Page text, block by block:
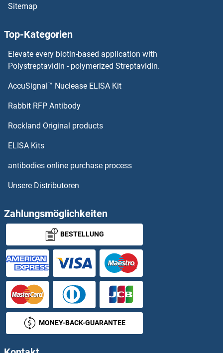
ABCC11 ELISA Kits
ABCC10 ELISA Kits
ABCC1 ELISA Kits
ABHD14A ELISA Kits
ABHD15 ELISA Kits
ABHD17A ELISA Kits
ABHD17C ELISA Kits
ABHD2 ELISA Kits
ABHD3 ELISA Kits
ABHD4 ELISA Kits
ABHD5 ELISA Kits
ABHD6 ELISA Kits
Sitemap
Top-Kategorien
Elevate every biotin-based application with
Polystreptavidin - polymerized Streptavidin.
AccuSignal™ Nuclease ELISA Kit
Rabbit RFP Antibody
Rockland Original products
ELISA Kits
antibodies online purchase process
Unsere Distributoren
Zahlungsmöglichkeiten
BESTELLUNG
MONEY-BACK-GUARANTEE